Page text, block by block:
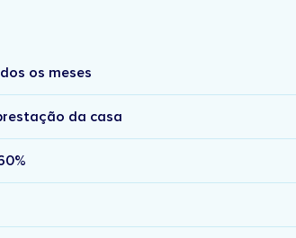
os meses
da casa